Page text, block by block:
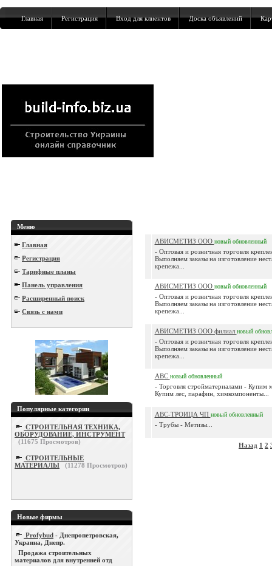
Главная Регистрация Вход для клиентов Доска объявлений
Меню
Главная
Регистрация
Тарифные планы
Панель управления
Расширенный поиск
Связь с нами
Популярные категории
СТРОИТЕЛЬНАЯ ТЕХНИКА,
ОБОРУДОВАНИЕ, ИНСТРУМЕНТ
(11675 Просмотров)
СТРОИТЕЛЬНЫЕ
МАТЕРИАЛЫ
(11278 Просмотров)
Новые фирмы
Profybud - Днепропетровская,
Украина, Днепр.
Продажа строительных
материалов для внутренней отд
АВИСМЕТИЗ ООО новый обновленный
- Оптовая и розничная торговля
Выполняем заказы на изготовление
крепежа...
АВИСМЕТИЗ ООО новый обновленный
- Оптовая и розничная торговля
Выполняем заказы на изготовление
крепежа...
АВИСМЕТИЗ ООО филиал новый
- Оптовая и розничная торговля
Выполняем заказы на изготовление
крепежа...
АВС новый обновленный
- Торговля стройматериалами - Купим
Купим лес, парафин, химкомпоненты...
АВС-ТРОИЦА ЧП новый обновленный
- Трубы - Метизы...
Назад 1 2